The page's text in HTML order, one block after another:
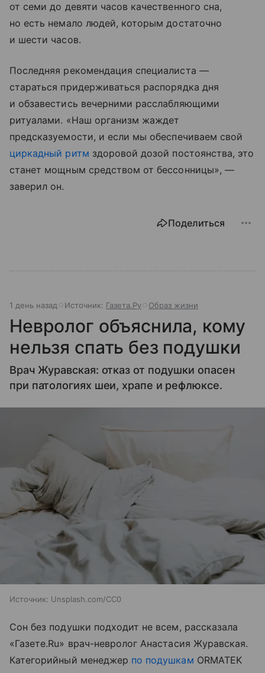
от семи до девяти часов качественного сна,
но есть немало людей, которым достаточно
и шести часов.
Последняя рекомендация специалиста —
стараться придерживаться распорядка дня
и обзавестись вечерними расслабляющими
ритуалами. «Наш организм жаждет
предсказуемости, и если мы обеспечиваем свой
циркадный ритм здоровой дозой постоянства, это
станет мощным средством от бессонницы», —
заверил он.
Поделиться
1 день назад Источник: Газета.Ру Образ жизни
Невролог объяснила, кому
нельзя спать без подушки
Врач Журавская: отказ от подушки опасен
при патологиях шеи, храпе и рефлюксе.
Источник: Unsplash.com/CC0
Сон без подушки подходит не всем, рассказала
«Газете.Ru» врач-невролог Анастасия Журавская.
Категорийный менеджер по подушкам ORMATEK